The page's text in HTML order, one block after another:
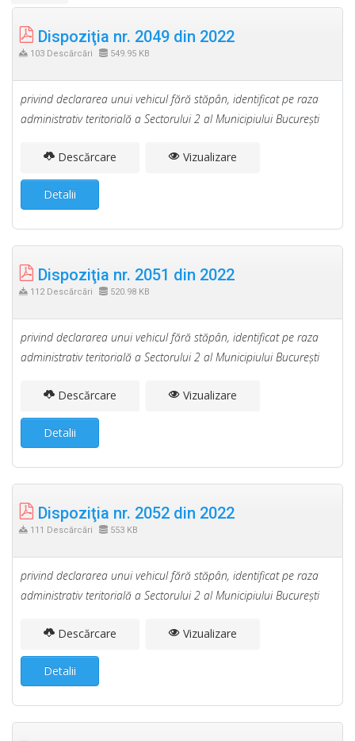
Dispoziţia nr. 2049 din 2022
103 Descărcări 549.95 KB
privind declararea unui vehicul fără stăpân, identificat pe raza
administrativ teritorială a Sectorului 2 al Municipiului Bucureşti
Descărcare Vizualizare
Detalii
Dispoziţia nr. 2051 din 2022
112 Descărcări 520.98 KB
privind declararea unui vehicul fără stăpân, identificat pe raza
administrativ teritorială a Sectorului 2 al Municipiului Bucureşti
Descărcare Vizualizare
Detalii
Dispoziţia nr. 2052 din 2022
111 Descărcări 553 KB
privind declararea unui vehicul fără stăpân, identificat pe raza
administrativ teritorială a Sectorului 2 al Municipiului Bucureşti
Descărcare Vizualizare
Detalii